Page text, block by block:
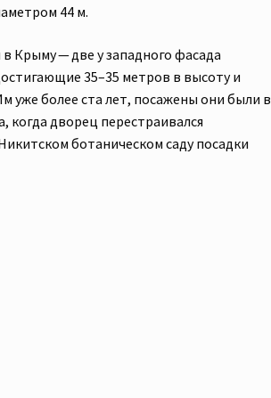
44 м.
Крыму — две у западного фасада
35–35 метров в высоту и
уже более ста лет, посажены они были в
когда дворец перестраивался
ботаническом саду посадки